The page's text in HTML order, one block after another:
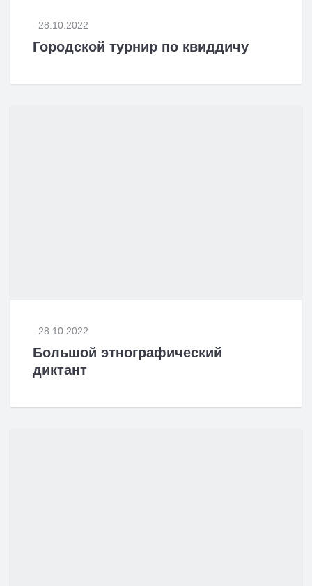
28.10.2022
Городской турнир по квиддичу
28.10.2022
Большой этнографический
диктант